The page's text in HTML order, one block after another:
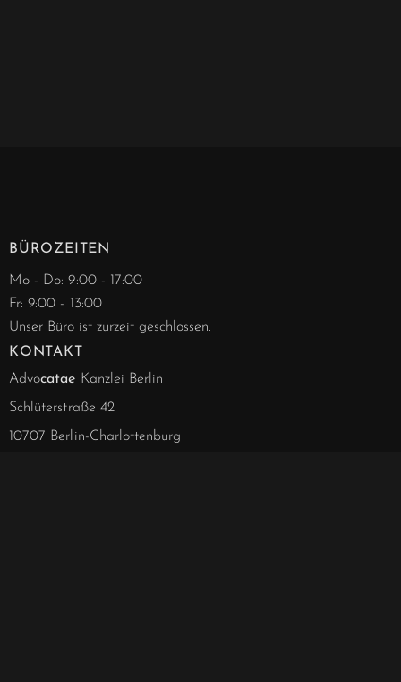
BÜROZEITEN
Mo - Do: 9:00 - 17:00
Fr: 9:00 - 13:00
Unser Büro ist zurzeit geschlossen.
KONTAKT
Advocatae Kanzlei Berlin
Schlüterstraße 42
10707 Berlin-Charlottenburg